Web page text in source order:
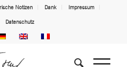
Notizen Dank Impressum
Datenschutz